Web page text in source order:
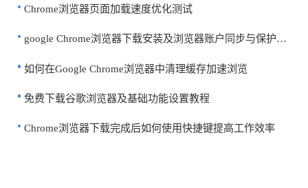
Chrome浏览器页面加载速度优化测试
google Chrome浏览器下载安装及浏览器账户同步与保护方法
如何在Google Chrome浏览器中清理缓存加速浏览
免费下载谷歌浏览器及基础功能设置教程
Chrome浏览器下载完成后如何使用快捷键提高工作效率